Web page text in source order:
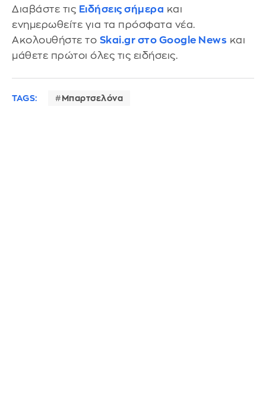
Διαβάστε τις Ειδήσεις σήμερα και
ενημερωθείτε για τα πρόσφατα νέα.
Ακολουθήστε το Skai.gr στο Google News και
μάθετε πρώτοι όλες τις ειδήσεις.
TAGS: Μπαρτσελόνα